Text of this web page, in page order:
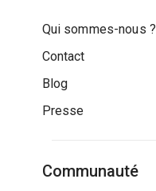
Qui sommes-nous ?
Contact
Blog
Presse
Communauté